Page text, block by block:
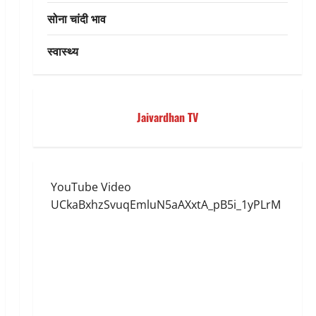
सोना चांदी भाव
स्वास्थ्य
Jaivardhan TV
YouTube Video
UCkaBxhzSvuqEmluN5aAXxtA_pB5i_1yPLrM